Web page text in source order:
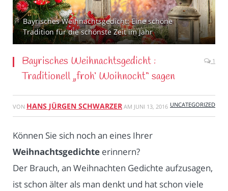
Bayrisches Weihnachtsgedicht: Eine schöne
Tradition für die schönste Zeit im Jahr
Bayrisches Weihnachtsgedicht :
Traditionell „froh‘ Woihnocht“ sagen
1
VON HANS JÜRGEN SCHWARZER AM JUNI 13, 2016 UNCATEGORIZED
Können Sie sich noch an eines Ihrer
Weihnachtsgedichte erinnern?
Der Brauch, an Weihnachten Gedichte aufzusagen,
ist schon älter als man denkt und hat schon viele